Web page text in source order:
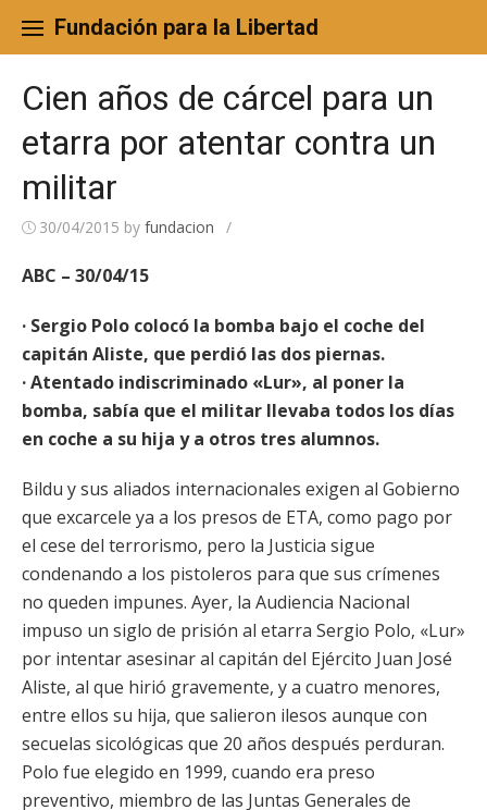
content
Fundación para la Libertad
Cien años de cárcel para un
etarra por atentar contra un
militar
30/04/2015 by fundacion /
ABC – 30/04/15
· Sergio Polo colocó la bomba bajo el coche del
capitán Aliste, que perdió las dos piernas.
· Atentado indiscriminado «Lur», al poner la
bomba, sabía que el militar llevaba todos los días
en coche a su hija y a otros tres alumnos.
Bildu y sus aliados internacionales exigen al Gobierno
que excarcele ya a los presos de ETA, como pago por
el cese del terrorismo, pero la Justicia sigue
condenando a los pistoleros para que sus crímenes
no queden impunes. Ayer, la Audiencia Nacional
impuso un siglo de prisión al etarra Sergio Polo, «Lur»
por intentar asesinar al capitán del Ejército Juan José
Aliste, al que hirió gravemente, y a cuatro menores,
entre ellos su hija, que salieron ilesos aunque con
secuelas sicológicas que 20 años después perduran.
Polo fue elegido en 1999, cuando era preso
preventivo, miembro de las Juntas Generales de